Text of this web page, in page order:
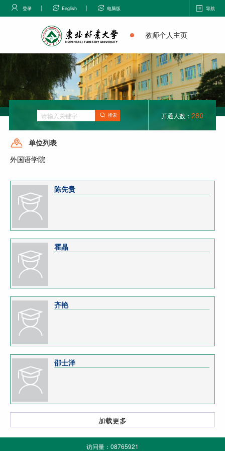
登录 English 电脑版 导航
教师个人主页
搜索 开通人数： 280
单位列表
外国语学院
陈先贵
霍晶
齐艳
邵士洋
加载更多
访问量： 08765921